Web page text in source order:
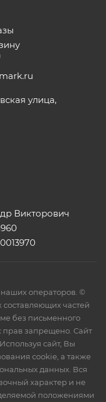
улица,
Викторович
операторов. ©
частей
без письменного
прав запрещено. Сайт
сайт, Вы
cookie, а также
данных. Вся
характер и не
положениями